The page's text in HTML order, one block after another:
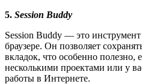
5. Session Buddy
Session Buddy — это
браузере. Он позволяет
вкладок, что особенно полезно,
несколькими проектами или у
работы в Интернете.